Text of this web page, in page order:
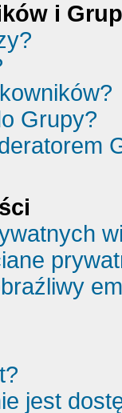
i
Grupy?
jest